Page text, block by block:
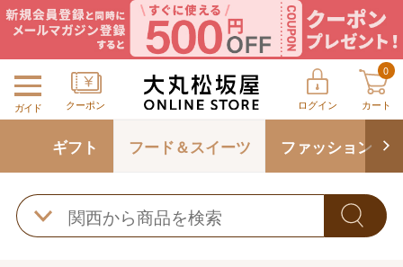
ガイド クーポン ログイン
0
カート
ギフト フード＆スイーツ ファッション